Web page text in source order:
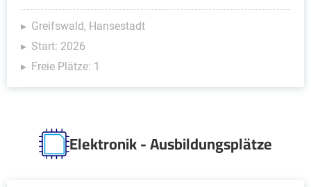
Greifswald, Hansestadt
Start: 2026
Freie Plätze: 1
Elektronik - Ausbildungsplätze